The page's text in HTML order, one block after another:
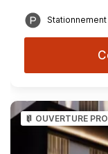
Stationnement
OUVERTURE